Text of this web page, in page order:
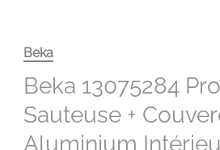
Beka
Beka 13075284
Sauteuse +
Aluminium